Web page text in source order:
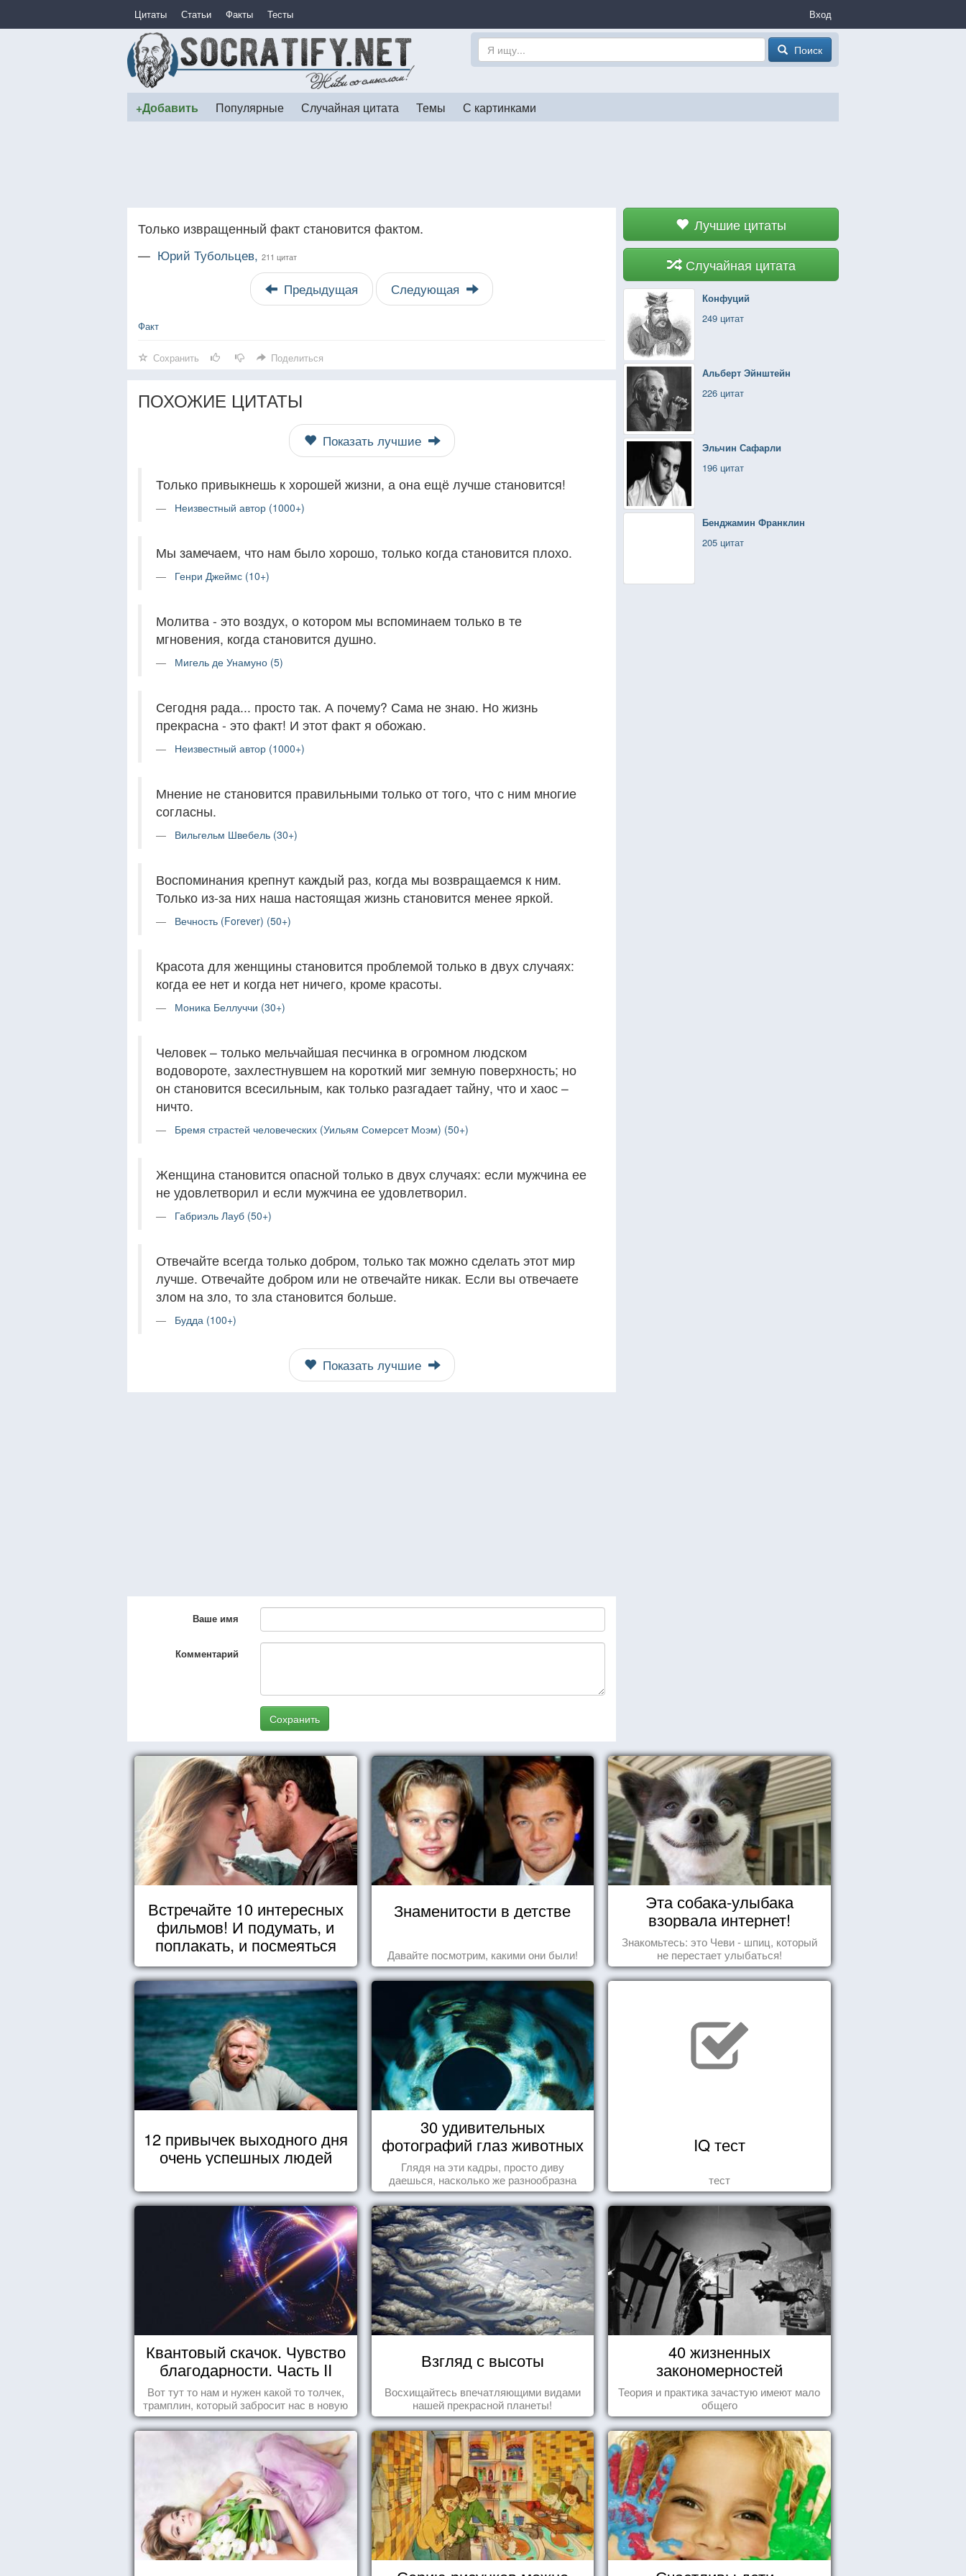
Цитаты Статьи Факты Тесты Вход
Поиск
+Добавить Популярные Случайная цитата Темы С картинками
Лучшие цитаты
Случайная цитата
Конфуций
249 цитат
Альберт Эйнштейн
226 цитат
Эльчин Сафарли
196 цитат
Бенджамин Франклин
205 цитат
Только извращенный факт становится фактом.
— Юрий Тубольцев, 211 цитат
Предыдущая Следующая
Факт
Сохранить Поделиться
ПОХОЖИЕ ЦИТАТЫ
Показать лучшие
Только привыкнешь к хорошей жизни, а она ещё лучше становится!
Неизвестный автор (1000+)
Мы замечаем, что нам было хорошо, только когда становится плохо.
Генри Джеймс (10+)
Молитва - это воздух, о котором мы вспоминаем только в те
мгновения, когда становится душно.
Мигель де Унамуно (5)
Сегодня рада... просто так. А почему? Сама не знаю. Но жизнь
прекрасна - это факт! И этот факт я обожаю.
Неизвестный автор (1000+)
Мнение не становится правильными только от того, что с ним многие
согласны.
Вильгельм Швебель (30+)
Воспоминания крепнут каждый раз, когда мы возвращаемся к ним.
Только из-за них наша настоящая жизнь становится менее яркой.
Вечность (Forever) (50+)
Красота для женщины становится проблемой только в двух случаях:
когда ее нет и когда нет ничего, кроме красоты.
Моника Беллуччи (30+)
Человек – только мельчайшая песчинка в огромном людском
водовороте, захлестнувшем на короткий миг земную поверхность; но
он становится всесильным, как только разгадает тайну, что и хаос –
ничто.
Бремя страстей человеческих (Уильям Сомерсет Моэм) (50+)
Женщина становится опасной только в двух случаях: если мужчина ее
не удовлетворил и если мужчина ее удовлетворил.
Габриэль Лауб (50+)
Отвечайте всегда только добром, только так можно сделать этот мир
лучше. Отвечайте добром или не отвечайте никак. Если вы отвечаете
злом на зло, то зла становится больше.
Будда (100+)
Показать лучшие
Ваше имя
Комментарий
Сохранить
Встречайте 10 интересных
фильмов! И подумать, и
поплакать, и посмеяться
Знаменитости в детстве
Давайте посмотрим, какими они были!
Эта собака-улыбака
взорвала интернет!
Знакомьтесь: это Чеви - шпиц, который
не перестает улыбаться!
12 привычек выходного дня
очень успешных людей
30 удивительных
фотографий глаз животных
Глядя на эти кадры, просто диву
даешься, насколько же разнообразна
природа нашего мира!
IQ тест
тест
Квантовый скачок. Чувство
благодарности. Часть II
Вот тут то нам и нужен какой то толчек,
трамплин, который забросит нас в новую
реальность. БЛАГОДАРНОСТЬ.
Взгляд с высоты
Восхищайтесь впечатляющими видами
нашей прекрасной планеты!
40 жизненных
закономерностей
Теория и практика зачастую имеют мало
общего